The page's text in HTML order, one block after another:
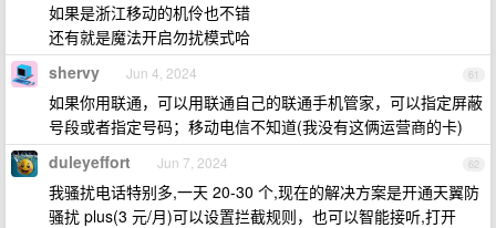
如果是浙江移动的机伶也不错
还有就是魔法开启勿扰模式哈
61
shervy Jun 4, 2024
如果你用联通，可以用联通自己的联通手机管家，可以指定屏蔽
号段或者指定号码；移动电信不知道(我没有这俩运营商的卡)
62
duleyeffort Jun 7, 2024
我骚扰电话特别多,一天 20-30 个,现在的解决方案是开通天翼防
骚扰 plus(3 元/月)可以设置拦截规则，也可以智能接听,打开